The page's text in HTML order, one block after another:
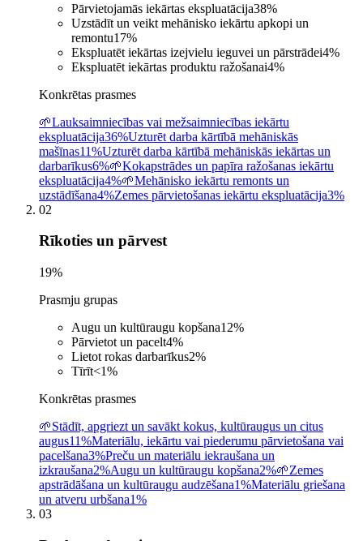
Pārvietojamās iekārtas ekspluatācija38%
Uzstādīt un veikt mehānisko iekārtu apkopi un
remontu17%
Ekspluatēt iekārtas izejvielu ieguvei un pārstrādei4%
Ekspluatēt iekārtas produktu ražošanai4%
Konkrētas prasmes
🌱Lauksaimniecības vai mežsaimniecības iekārtu
ekspluatācija36%Uzturēt darba kārtībā mehāniskās
mašīnas11%Uzturēt darba kārtībā mehāniskās iekārtas un
darbarīkus6%🌱Kokapstrādes un papīra ražošanas iekārtu
ekspluatācija4%🌱Mehānisko iekārtu remonts un
uzstādīšana4%Zemes pārvietošanas iekārtu ekspluatācija3%
02
Rīkoties un pārvest
19%
Prasmju grupas
Augu un kultūraugu kopšana12%
Pārvietot un pacelt4%
Lietot rokas darbarīkus2%
Tīrīt<1%
Konkrētas prasmes
🌱Stādīt, apgriezt un savākt kokus, kultūraugus un citus
augus11%Materiālu, iekārtu vai piederumu pārvietošana vai
pacelšana3%Preču un materiālu iekraušana un
izkraušana2%Augu un kultūraugu kopšana2%🌱Zemes
apstrādāšana un kultūraugu audzēšana1%Materiālu griešana
un atveru urbšana1%
03